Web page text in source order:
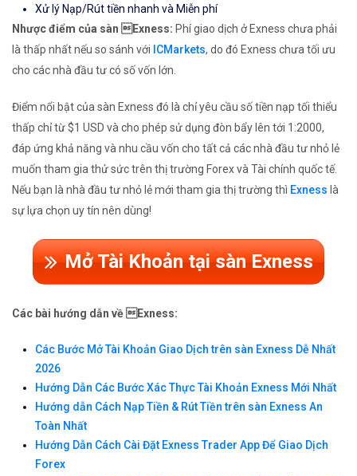
Xử lý Nạp/Rút tiền nhanh và Miễn phí
Nhược điểm của sàn Exness: Phí giao dịch ở Exness chưa phải
là thấp nhất nếu so sánh với ICMarkets, do đó Exness chưa tối ưu
cho các nhà đầu tư có số vốn lớn.
Điểm nổi bật của sàn Exness đó là chỉ yêu cầu số tiền nạp tối thiểu
thấp chỉ từ $1 USD và cho phép sử dụng đòn bẩy lên tới 1:2000,
đáp ứng khả năng và nhu cầu vốn cho tất cả các nhà đầu tư nhỏ lẻ
muốn tham gia thử sức trên thị trường Forex và Tài chính quốc tế.
Nếu bạn là nhà đầu tư nhỏ lẻ mới tham gia thị trường thì Exness là
sự lựa chọn uy tín nên dùng!
Mở Tài Khoản tại sàn Exness
Các bài hướng dẫn về Exness:
Các Bước Mở Tài Khoản Giao Dịch trên sàn Exness Dễ Nhất
2026
Hướng Dẫn Các Bước Xác Thực Tài Khoản Exness Mới Nhất
Hướng dẫn Cách Nạp Tiền & Rút Tiền trên sàn Exness An
Toàn Nhất
Hướng Dẫn Cách Cài Đặt Exness Trader App Để Giao Dịch
Forex